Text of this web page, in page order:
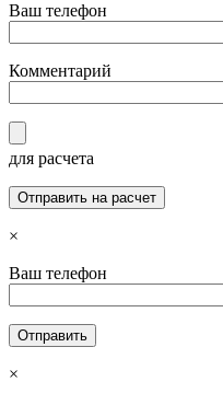
Ваш телефон
Комментарий
для расчета
×
Ваш телефон
×